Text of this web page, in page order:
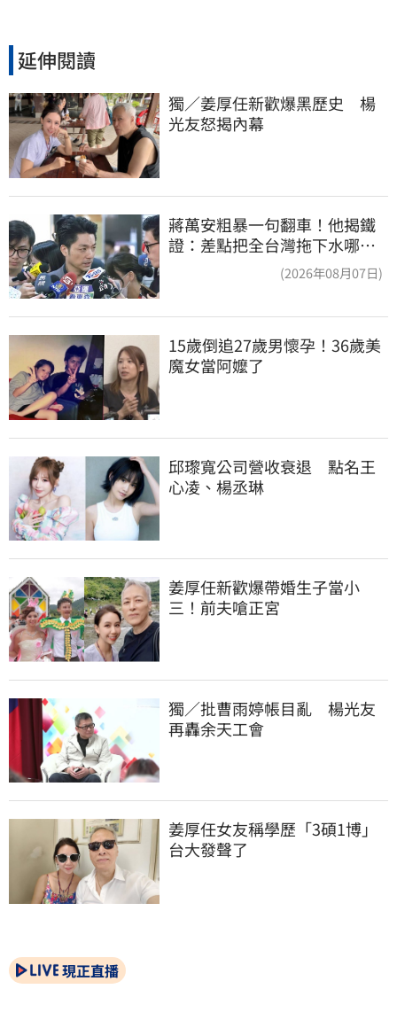
延伸閱讀
獨／姜厚任新歡爆黑歷史　楊
光友怒揭內幕
蔣萬安粗暴一句翻車！他揭鐵
證：差點把全台灣拖下水哪時
(2026年08月07日)
15歲倒追27歲男懷孕！36歲美
魔女當阿嬤了
邱瓈寬公司營收衰退　點名王
心凌、楊丞琳
姜厚任新歡爆帶婚生子當小
三！前夫嗆正宮
獨／批曹雨婷帳目亂　楊光友
再轟余天工會
姜厚任女友稱學歷「3碩1博」
台大發聲了
現正直播